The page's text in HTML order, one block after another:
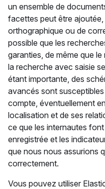
un ensemble de
facettes peut être
orthographique ou de
possible que les
garanties, de même que
la recherche avec saisie
étant importante, des
avancés sont
compte, éventuellement
localisation et de ses
ce que les internautes
enregistrée et les
que nous nous assurions
correctement.
Vous pouvez utiliser